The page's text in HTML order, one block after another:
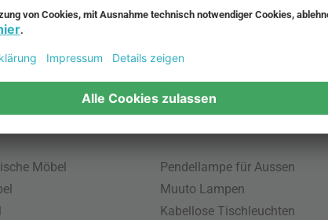
und zzgl.Versandkosten.
Möbel
Pendellampe für Aussen
Muuto Lampen
Kabellose Tischleuchten